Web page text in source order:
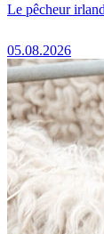
Le pêcheur
05.08.2026